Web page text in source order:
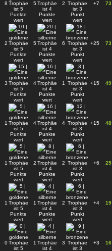
8 5 2 +7 73
2 5 6 +25 73
3 4 1 +15 49
1 4 4 +15 48
1 2 2 +6 25
1 1 2 +4 19
0 1 3 +3 16